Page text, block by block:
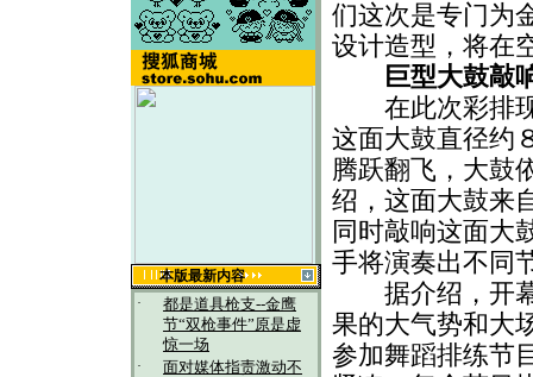
本版最新内容
·
都是道具枪支--金鹰
节“双枪事件”原是虚
惊一场
·
面对媒体指责激动不
们这次是专门为
设计造型，将在
巨型大鼓敲
在此次彩排现
这面大鼓直径约
腾跃翻飞，大鼓
绍，这面大鼓来
同时敲响这面大
手将演奏出不同
据介绍，开幕
果的大气势和大
参加舞蹈排练节